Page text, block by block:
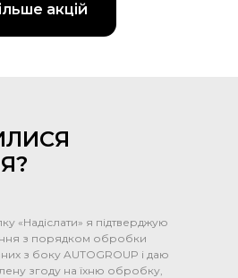
акцій
«Надіслати» я підтверджую
з порядком обробки
з боку AUTOGROUP і даю
згоду на їхню обробку,